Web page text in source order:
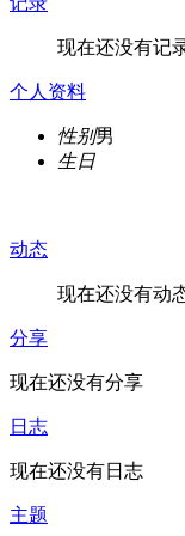
现在还没有记
个人资料
性别男
生日
动态
现在还没有动
分享
现在还没有分享
日志
现在还没有日志
主题